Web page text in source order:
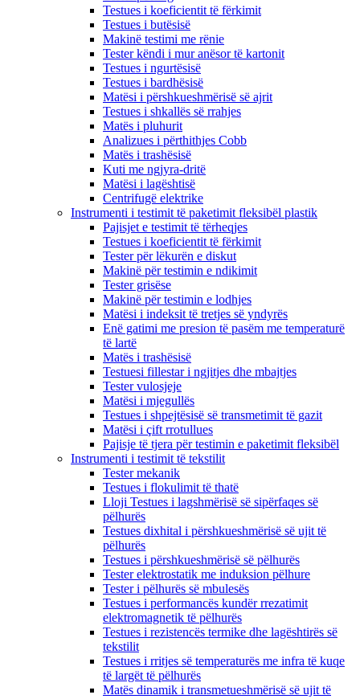
Testues i koeficientit të fërkimit
Testues i butësisë
Makinë testimi me rënie
Tester këndi i mur anësor të kartonit
Testues i ngurtësisë
Testues i bardhësisë
Matësi i përshkueshmërisë së ajrit
Testues i shkallës së rrahjes
Matës i pluhurit
Analizues i përthithjes Cobb
Matës i trashësisë
Kuti me ngjyra-dritë
Matësi i lagështisë
Centrifugë elektrike
Instrumenti i testimit të paketimit fleksibël plastik
Pajisjet e testimit të tërheqjes
Testues i koeficientit të fërkimit
Tester për lëkurën e diskut
Makinë për testimin e ndikimit
Tester grisëse
Makinë për testimin e lodhjes
Matësi i indeksit të tretjes së yndyrës
Enë gatimi me presion të pasëm me temperaturë
të lartë
Matës i trashësisë
Testuesi fillestar i ngjitjes dhe mbajtjes
Tester vulosjeje
Matësi i mjegullës
Testues i shpejtësisë së transmetimit të gazit
Matësi i çift rrotullues
Pajisje të tjera për testimin e paketimit fleksibël
Instrumenti i testimit të tekstilit
Tester mekanik
Testues i flokulimit të thatë
Lloji Testues i lagshmërisë së sipërfaqes së
pëlhurës
Testues dixhital i përshkueshmërisë së ujit të
pëlhurës
Testues i përshkueshmërisë së pëlhurës
Tester elektrostatik me induksion pëlhure
Tester i pëlhurës së mbulesës
Testues i performancës kundër rrezatimit
elektromagnetik të pëlhurës
Testues i rezistencës termike dhe lagështirës së
tekstilit
Testues i rritjes së temperaturës me infra të kuqe
të largët të pëlhurës
Matës dinamik i transmetueshmërisë së ujit të